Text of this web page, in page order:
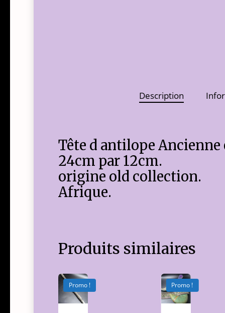
Description
Tête d antilope Ancienne
24cm par 12cm.
origine old collection.
Afrique.
Produits similaires
Promo ! Promo !